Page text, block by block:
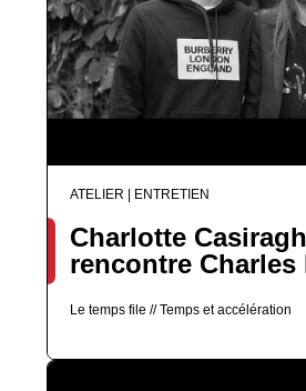
ATELIER | ENTRETIEN
Charlotte
rencontre Charles
Le temps file // Temps et accélération